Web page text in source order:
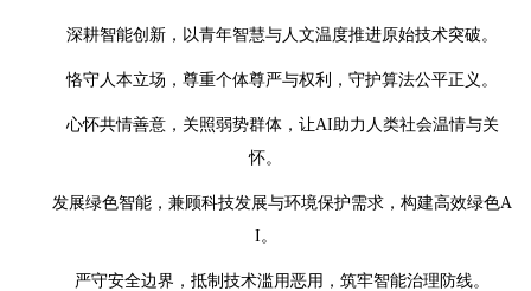
深耕智能创新，以青年智慧与人文温度推进原始技术突破。
恪守人本立场，尊重个体尊严与权利，守护算法公平正义。
心怀共情善意，关照弱势群体，让AI助力人类社会温情与关
怀。
发展绿色智能，兼顾科技发展与环境保护需求，构建高效绿色A
I。
严守安全边界，抵制技术滥用恶用，筑牢智能治理防线。